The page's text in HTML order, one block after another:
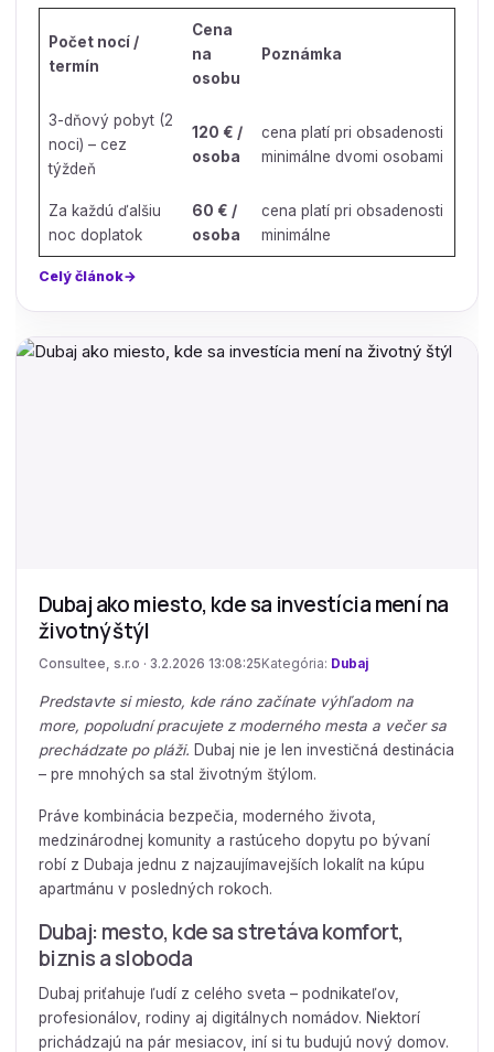
Počet nocí /
termín
Cena
na
osobu
Poznámka
3-dňový pobyt (2
noci) – cez
týždeň
120 € /
osoba
cena platí pri obsadenosti
minimálne dvomi osobami
Za každú ďalšiu
noc doplatok
60 € /
osoba
cena platí pri obsadenosti
minimálne
Celý článok
Dubaj ako miesto, kde sa investícia mení na
životný štýl
Consultee, s.r.o · 3.2.2026 13:08:25 Kategória: Dubaj
Predstavte si miesto, kde ráno začínate výhľadom na
more, popoludní pracujete z moderného mesta a večer sa
prechádzate po pláži. Dubaj nie je len investičná destinácia
– pre mnohých sa stal životným štýlom.
Práve kombinácia bezpečia, moderného života,
medzinárodnej komunity a rastúceho dopytu po bývaní
robí z Dubaja jednu z najzaujímavejších lokalít na kúpu
apartmánu v posledných rokoch.
Dubaj: mesto, kde sa stretáva komfort,
biznis a sloboda
Dubaj priťahuje ľudí z celého sveta – podnikateľov,
profesionálov, rodiny aj digitálnych nomádov. Niektorí
prichádzajú na pár mesiacov, iní si tu budujú nový domov.